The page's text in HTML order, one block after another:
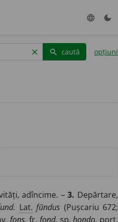
language dark_mode
clear search caută opțiuni
adîncime. –3. Depărtare,
Lat. fŭndus (Pușcariu 672;
fons, fr. fond, sp. hondo, port.